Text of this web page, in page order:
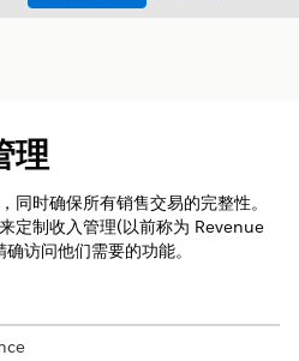
理
同时确保所有销售交易的完整性。
定制收入管理(以前称为 Revenue
访问他们需要的功能。